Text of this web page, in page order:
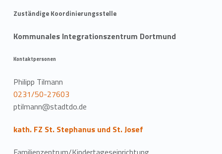
Zuständige Koordinierungsstelle
Kommunales Integrationszentrum Dortmund
Kontaktpersonen
Philipp Tilmann
0231/50-27603
ptilmann@stadtdo.de
kath. FZ St. Stephanus und St. Josef